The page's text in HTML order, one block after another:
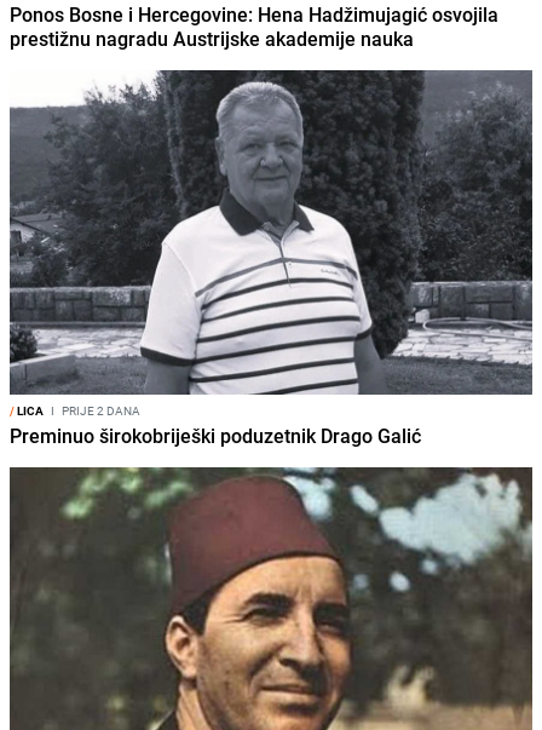
Ponos Bosne i Hercegovine: Hena Hadžimujagić osvojila
prestižnu nagradu Austrijske akademije nauka
/LICA I PRIJE 2 DANA
Preminuo širokobriješki poduzetnik Drago Galić